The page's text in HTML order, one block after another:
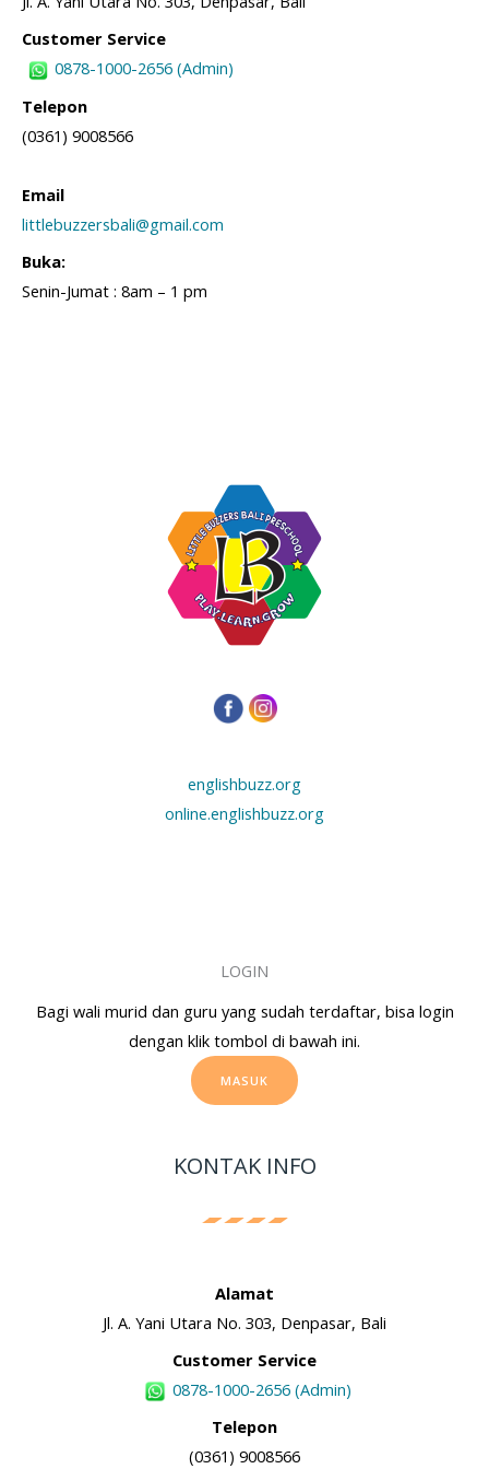
Customer Service
0878-1000-2656 (Admin)
Telepon
(0361) 9008566
Email
littlebuzzersbali@gmail.com
Buka:
Senin-Jumat : 8am – 1 pm
englishbuzz.org
online.englishbuzz.org
LOGIN
Bagi wali murid dan guru yang sudah terdaftar, bisa login
dengan klik tombol di bawah ini.
MASUK
KONTAK INFO
Alamat
Jl. A. Yani Utara No. 303, Denpasar, Bali
Customer Service
0878-1000-2656 (Admin)
Telepon
(0361) 9008566